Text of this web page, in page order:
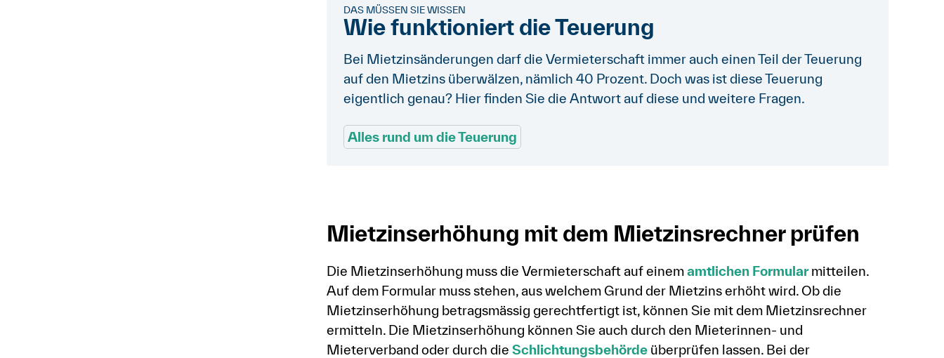
DAS MÜSSEN SIE WISSEN
Wie funktioniert die Teuerung
Bei Mietzinsänderungen darf die Vermieterschaft immer auch einen Teil der Teuerung
auf den Mietzins überwälzen, nämlich 40 Prozent. Doch was ist diese Teuerung
eigentlich genau? Hier finden Sie die Antwort auf diese und weitere Fragen.
Alles rund um die Teuerung
Mietzinserhöhung mit dem Mietzinsrechner prüfen
Die Mietzinserhöhung muss die Vermieterschaft auf einemamtlichen Formularmitteilen.
Auf dem Formular muss stehen, aus welchem Grund der Mietzins erhöht wird. Ob die
Mietzinserhöhung betragsmässig gerechtfertigt ist, können Sie mit dem Mietzinsrechner
ermitteln. Die Mietzinserhöhung können Sie auch durch den Mieterinnen- und
Mieterverband oder durch die Schlichtungsbehördeüberprüfen lassen. Bei der